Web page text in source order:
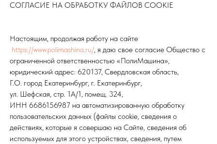
СОГЛАСИЕ НА ОБРАБОТКУ ФАЙЛОВ COOKIE
Настоящим, продолжая работу на сайте
https://www.polimashina.ru/, я даю свое согласие Общество с
ограниченной ответственностью «ПолиМашина»,
юридический адрес: 620137, Свердловская область,
Г.О. город Екатеринбург, г. Екатеринбург,
ул. Шефская, стр. 1А/1, помещ. 324,
ИНН 6686156987 на автоматизированную обработку
пользовательских данных (файлы cookie, сведения о
действиях, которые я совершаю на Сайте, сведения об
используемых для этого устройствах, сведения, путем